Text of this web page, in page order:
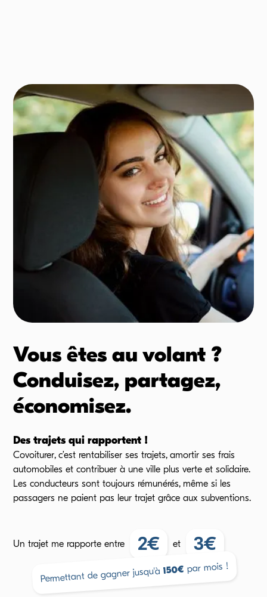
Vous êtes au volant ?
Conduisez, partagez,
économisez.
Des trajets qui rapportent !
Covoiturer, c’est rentabiliser ses trajets, amortir ses frais
automobiles et contribuer à une ville plus verte et solidaire.
Les conducteurs sont toujours rémunérés, même si les
passagers ne paient pas leur trajet grâce aux subventions.
Un trajet me rapporteentre 2€ et 3€
Permettant de gagner jusqu'à150€ par mois !